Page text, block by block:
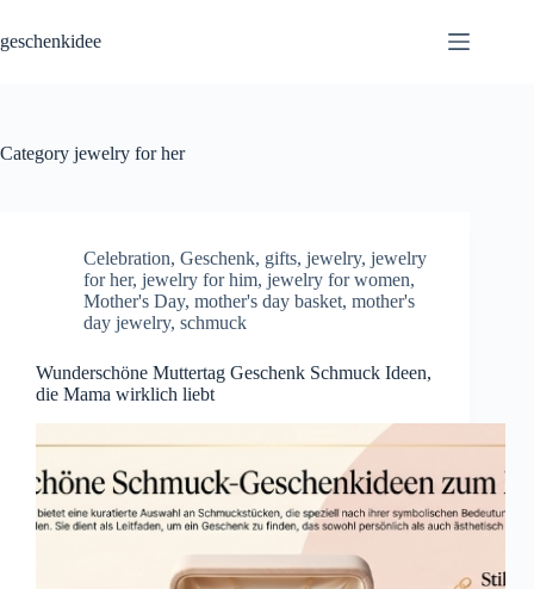
content
geschenkidee
Category jewelry for her
Celebration, Geschenk, gifts, jewelry, jewelry
for her, jewelry for him, jewelry for women,
Mother's Day, mother's day basket, mother's
day jewelry, schmuck
Wunderschöne Muttertag Geschenk Schmuck Ideen,
die Mama wirklich liebt